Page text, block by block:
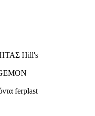
Hill's
ferplast